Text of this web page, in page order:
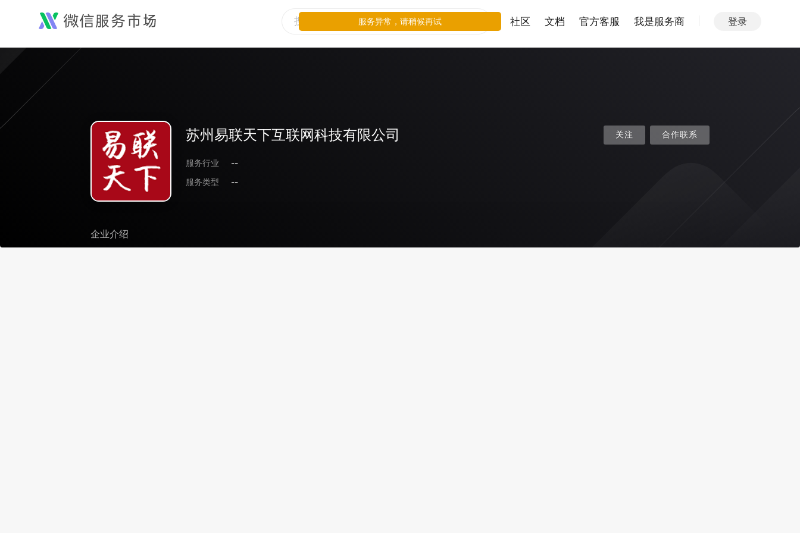
社区 文档 官方客服 我是服务商 登录
苏州易联天下互联网科技有限公司
服务行业
--
服务类型
--
关注 合作联系
企业介绍
服务异常，请稍候再试